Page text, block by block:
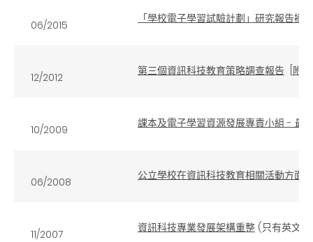
06/2015 「學校電子學習試驗計劃」研究報告摘要
12/2012 第三個資訊科技教育策略調查報告 附錄
10/2009 課本及電子學習資源發展專責小組 - 最
06/2008 公立學校在資訊科技教育相關活動方面
11/2007 資訊科技專業發展架構重整 (只有英文